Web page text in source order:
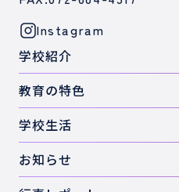
Instagram
学校紹介
教育の特色
学校生活
お知らせ